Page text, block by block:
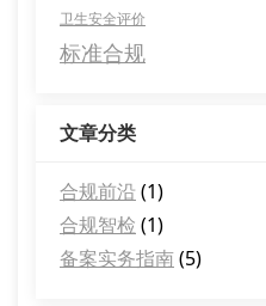
卫生安全评价
标准合规
文章分类
合规前沿 (1)
合规智检 (1)
备案实务指南(5)